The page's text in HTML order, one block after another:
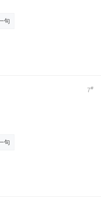
句
7#
句